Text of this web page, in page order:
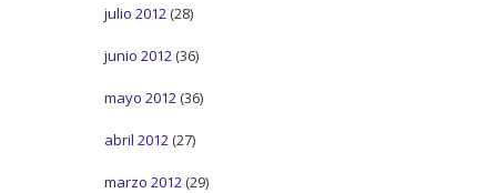
julio 2012 (28)
junio 2012 (36)
mayo 2012 (36)
abril 2012 (27)
marzo 2012 (29)